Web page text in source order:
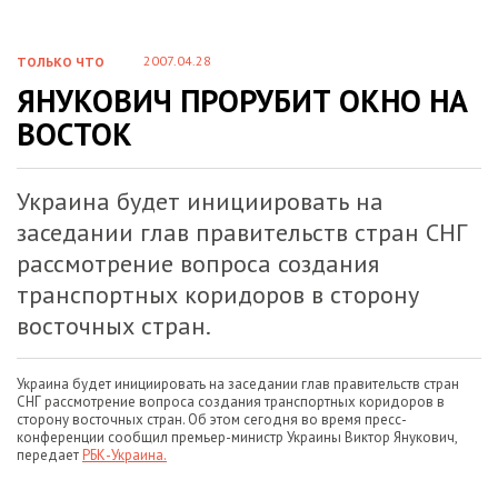
ТОЛЬКО ЧТО 2007.04.28
ЯНУКОВИЧ ПРОРУБИТ ОКНО НА
ВОСТОК
Украина будет инициировать на
заседании глав правительств стран СНГ
рассмотрение вопроса создания
транспортных коридоров в сторону
восточных стран.
Украина будет инициировать на заседании глав правительств стран
СНГ рассмотрение вопроса создания транспортных коридоров в
сторону восточных стран. Об этом сегодня во время пресс-
конференции сообщил премьер-министр Украины Виктор Янукович,
передаетРБК-Украина.